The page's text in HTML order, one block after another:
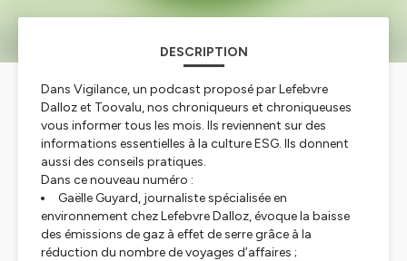
DESCRIPTION
Dans Vigilance, un podcast proposé par Lefebvre
Dalloz et Toovalu, nos chroniqueurs et chroniqueuses
vous informer tous les mois. Ils reviennent sur des
informations essentielles à la culture ESG. Ils donnent
aussi des conseils pratiques.
Dans ce nouveau numéro :
Gaëlle Guyard, journaliste spécialisée en
environnement chez Lefebvre Dalloz, évoque la baisse
des émissions de gaz à effet de serre grâce à la
réduction du nombre de voyages d’affaires ;